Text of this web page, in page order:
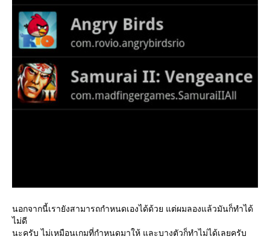
นอกจากนี้เรายังสามารถกำหนดเองได้ด้วย แต่ผมลองแล้วมันก็ทำได้
ไม่ดี
นะครับ ไม่เหมือนเกมที่กำหนดมาให้ และบางตัวก็ทำไม่ได้เลยครับ